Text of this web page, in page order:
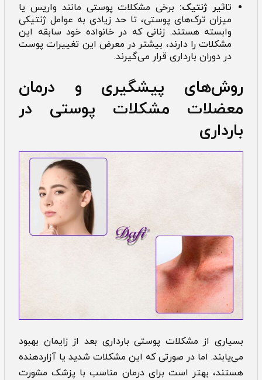
تاثیر ژنتیک: برخی مشکلات پوستی مانند واریس یا
میزان ترک‌های پوستی، تا حد زیادی به عوامل ژنتیکی
وابسته هستند. زنانی که در خانواده خود سابقه این
مشکلات را دارند، بیشتر در معرض این تغییرات پوست
در دوران بارداری قرار می‌گیرند.
روش‌های پیشگیری و درمان
معضلات ‌‌‌مشکلات پوستی در
بارداری
بسیاری از مشکلات پوستی بارداری بعد از زایمان بهبود
می‌یابند. اما در صورتی که این مشکلات شدید یا آزاردهنده
هستند، بهتر است برای درمان مناسب با پزشک مشورت